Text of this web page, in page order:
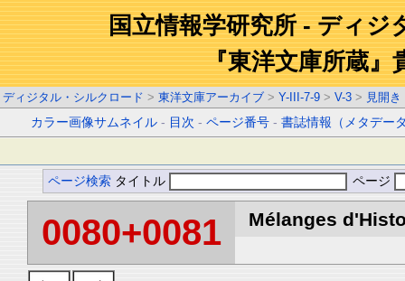
国立情報学研究所 - ディジ
『東洋文庫所蔵』
ディジタル・シルクロード > 東洋文庫アーカイブ > Y-III-7-9 > V-3 > 見開き
カラー画像サムネイル - 目次 -ページ番号 -書誌情報（メタデー
ページ検索 タイトル ページ
0080+0081 Mélanges